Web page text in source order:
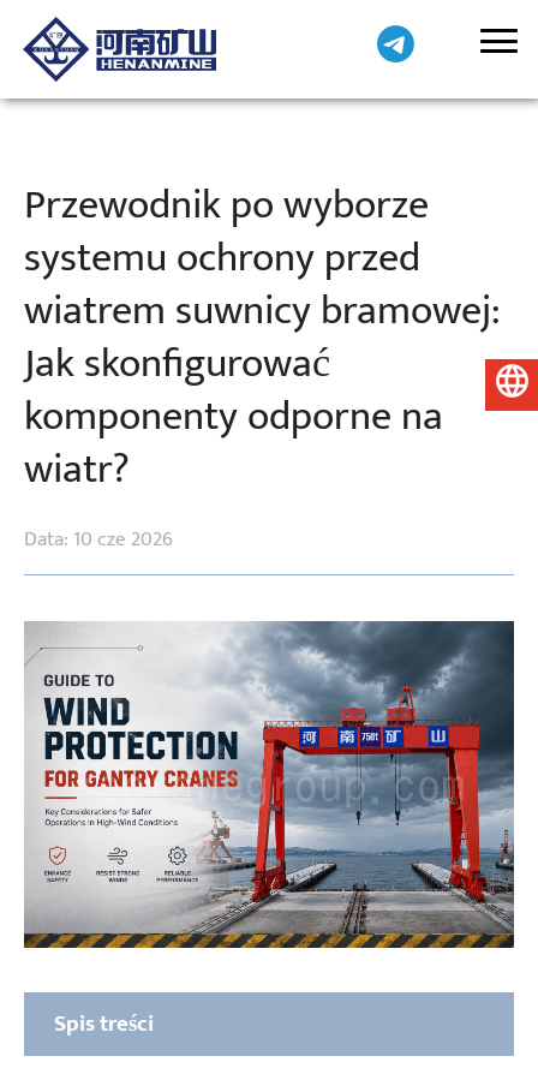
Przewodnik po wyborze
systemu ochrony przed
wiatrem suwnicy bramowej:
Jak skonfigurować
komponenty odporne na
wiatr?
Data: 10 cze 2026
Spis treści
Polski